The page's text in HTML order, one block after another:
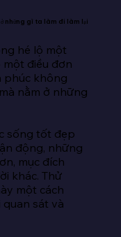
những gì ta làm đi làm lại
hé lộ một
điều đơn
phúc không
nằm ở những
sống tốt đẹp
động, những
mục đích
khác. Thử
một cách
quan sát và